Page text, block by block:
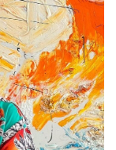
ายการ คุยแซ่
บูม สุภาพร เป็น